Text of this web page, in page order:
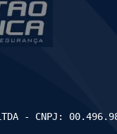
- CNPJ: